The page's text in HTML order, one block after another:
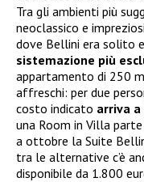
Tra gli ambienti più
neoclassico e
dove Bellini era solito
sistemazione più
appartamento di 250
affreschi: per due
costo indicato arriva
una Room in Villa
a ottobre la Suite
tra le alternative c’è
disponibile da 1.800